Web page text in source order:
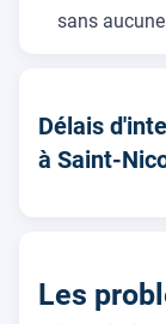
sans
Délais
à Saint-
Les